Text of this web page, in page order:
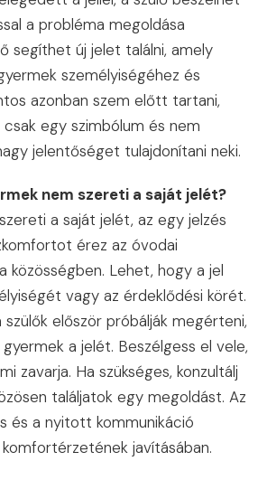
a probléma megoldása
segíthet új jelet találni, amely
személyiségéhez és
azonban szem előtt tartani,
egy szimbólum és nem
jelentőséget tulajdonítani neki.
nem szereti a saját jelét?
a saját jelét, az egy jelzés
érez az óvodai
közösségben. Lehet, hogy a jel
vagy az érdeklődési körét.
először próbálják megérteni,
a jelét. Beszélgess el vele,
zavarja. Ha szükséges, konzultálj
találjatok egy megoldást. Az
és a nyitott kommunikáció
javításában.